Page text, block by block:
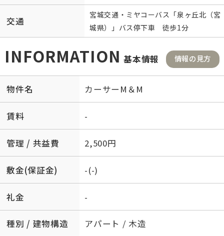
交通
宮城交通・ミヤコーバス「泉ヶ丘北（宮
城県）」バス停下車 徒歩1分
INFORMATION 基本情報 情報の見方
物件名 カーサーM＆M
賃料 -
管理 / 共益費 2,500円
敷金(保証金) -(-)
礼金 -
種別 / 建物構造 アパート / 木造